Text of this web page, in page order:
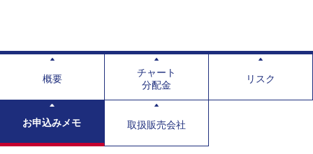
概要
チャート
分配金
リスク
お申込みメモ 取扱販売会社